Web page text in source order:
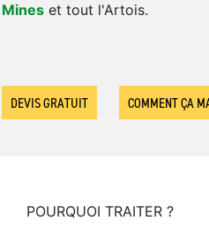
Mines et tout l'Artois.
DEVIS GRATUIT COMMENT ÇA
POURQUOI TRAITER ?